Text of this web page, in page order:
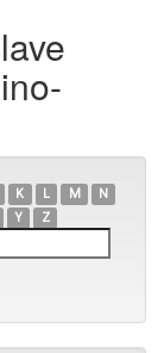
K L M
N
Y Z